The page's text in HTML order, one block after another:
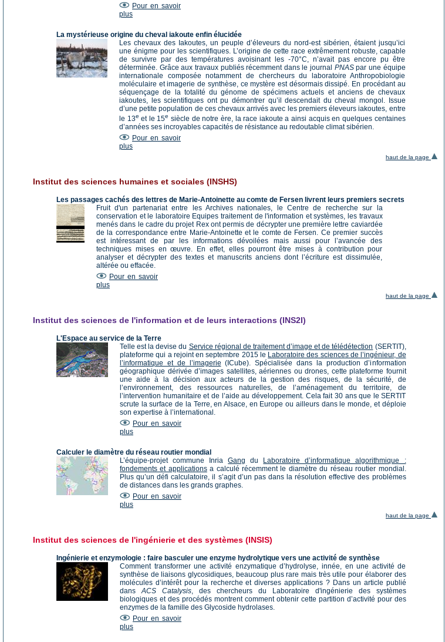
Pour en savoir
plus
La mystérieuse origine du cheval iakoute enfin élucidée
Les chevaux des Iakoutes, un peuple d’éleveurs du nord-est sibérien, étaient jusqu’ici
une énigme pour les scientifiques. L’origine de cette race extrêmement robuste, capable
de survivre par des températures avoisinant les -70°C, n’avait pas encore pu être
déterminée. Grâce aux travaux publiés récemment dans le journal PNASpar une équipe
internationale composée notamment de chercheurs du laboratoire Anthropobiologie
moléculaire et imagerie de synthèse, ce mystère est désormais dissipé. En procédant au
séquençage de la totalité du génome de spécimens actuels et anciens de chevaux
iakoutes, les scientifiques ont pu démontrer qu’il descendait du cheval mongol. Issue
d’une petite population de ces chevaux arrivés avec les premiers éleveurs iakoutes, entre
le 13e et le 15e siècle de notre ère, la race iakoute a ainsi acquis en quelques centaines
d’années ses incroyables capacités de résistance au redoutable climat sibérien.
Pour en savoir
plus
haut de la page
Institut des sciences humaines et sociales (INSHS)
Les passages cachés des lettres de Marie-Antoinette au comte de Fersen livrent leurs premiers secrets
Fruit d'un partenariat entre les Archives nationales, le Centre de recherche sur la
conservation et le laboratoire Equipes traitement de l'information et systèmes, les travaux
menés dans le cadre du projet Rex ont permis de décrypter une première lettre caviardée
de la correspondance entre Marie-Antoinette et le comte de Fersen. Ce premier succès
est intéressant de par les informations dévoilées mais aussi pour l’avancée des
techniques mises en œuvre. En effet, elles pourront être mises à contribution pour
analyser et décrypter des textes et manuscrits anciens dont l’écriture est dissimulée,
altérée ou effacée.
Pour en savoir
plus
haut de la page
Institut des sciences de l'information et de leurs interactions (INS2I)
L'Espace au service de la Terre
Telle est la devise du Service régional de traitement d’image et de télédétection (SERTIT),
plateforme qui a rejoint en septembre 2015 le Laboratoire des sciences de l’ingénieur, de
l’informatique et de l’imagerie (ICube). Spécialisée dans la production d’information
géographique dérivée d’images satellites, aériennes ou drones, cette plateforme fournit
une aide à la décision aux acteurs de la gestion des risques, de la sécurité, de
l’environnement, des ressources naturelles, de l’aménagement du territoire, de
l’intervention humanitaire et de l’aide au développement. Cela fait 30 ans que le SERTIT
scrute la surface de la Terre, en Alsace, en Europe ou ailleurs dans le monde, et déploie
son expertise à l’international.
Pour en savoir
plus
Calculer le diamètre du réseau routier mondial
L’équipe-projet commune InriaGang du Laboratoire d’informatique algorithmique :
fondements et applicationsa calculé récemment le diamètre du réseau routier mondial.
Plus qu’un défi calculatoire, il s’agit d’un pas dans la résolution effective des problèmes
de distances dans les grands graphes.
Pour en savoir
plus
haut de la page
Institut des sciences de l'ingénierie et des systèmes (INSIS)
Ingénierie et enzymologie : faire basculer une enzyme hydrolytique vers une activité de synthèse
Comment transformer une activité enzymatique d’hydrolyse, innée, en une activité de
synthèse de liaisons glycosidiques, beaucoup plus rare mais très utile pour élaborer des
molécules d’intérêt pour la recherche et diverses applications ? Dans un article publié
dans ACS Catalysis, des chercheurs du Laboratoire d'ingénierie des systèmes
biologiques et des procédés montrent comment obtenir cette partition d’activité pour des
enzymes de la famille des Glycoside hydrolases.
Pour en savoir
plus